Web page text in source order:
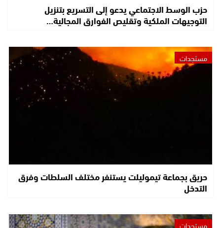
حزب الوسط الاجتماعي يدعو إلى التسريع بتنزيل
التوجيهات الملكية وتقليص الفوارق المجالية…
مستجدات
حريق بجماعة تيموليلت يستنفر مختلف السلطات وفرق
التدخل
مستجدات